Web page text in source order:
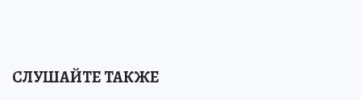
СЛУШАЙТЕ ТАКЖЕ